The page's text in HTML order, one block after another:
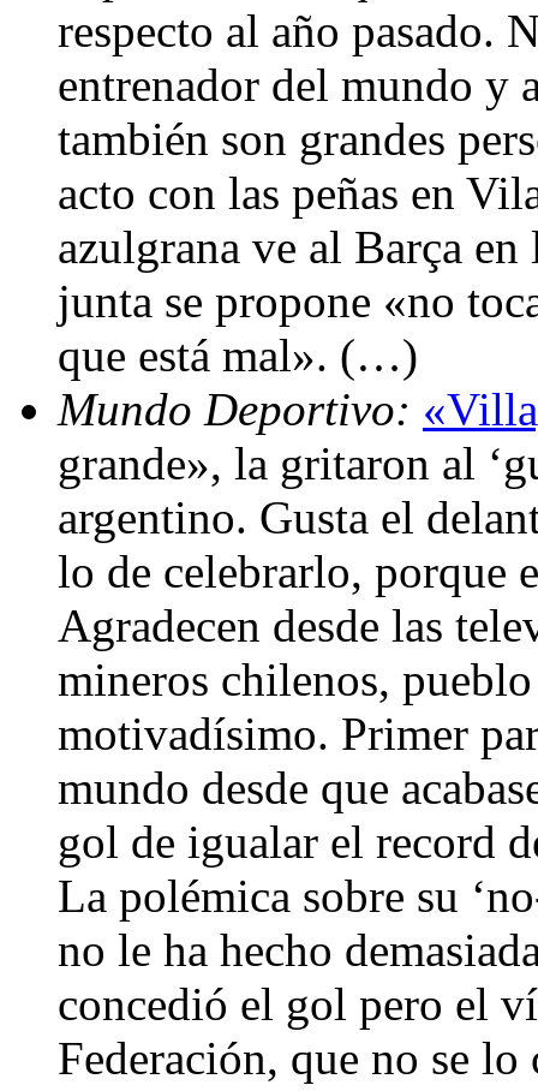
respecto al año pasado.
entrenador del mundo y
también son grandes
acto con las peñas en
azulgrana ve al Barça
junta se propone «no
que está mal». (…)
Mundo Deportivo:
grande», la gritaron al
argentino. Gusta el
lo de celebrarlo, porque
Agradecen desde las
mineros chilenos,
motivadísimo. Primer
mundo desde que
gol de igualar el record
La polémica sobre su
no le ha hecho
concedió el gol pero el
Federación, que no se